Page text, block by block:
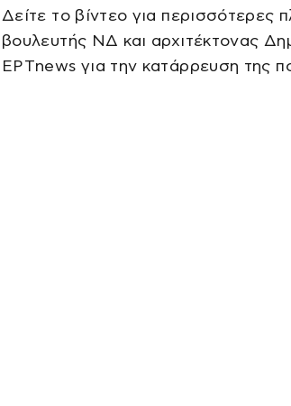
Δείτε το βίντεο για περισσότερες
βουλευτής ΝΔ και αρχιτέκτονας
ΕΡΤnews για την κατάρρευση της